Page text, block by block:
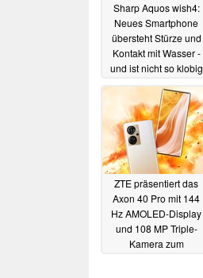
Sharp Aquos wish4:
Neues Smartphone
übersteht Stürze und
Kontakt mit Wasser -
und ist nicht so klobig
09.05.2024
ZTE präsentiert das
Axon 40 Pro mit 144
Hz AMOLED-Display
und 108 MP Triple-
Kamera zum